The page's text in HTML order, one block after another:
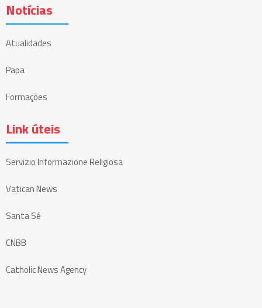
Notícias
Atualidades
Papa
Formações
Link úteis
Servizio Informazione Religiosa
Vatican News
Santa Sé
CNBB
Catholic News Agency